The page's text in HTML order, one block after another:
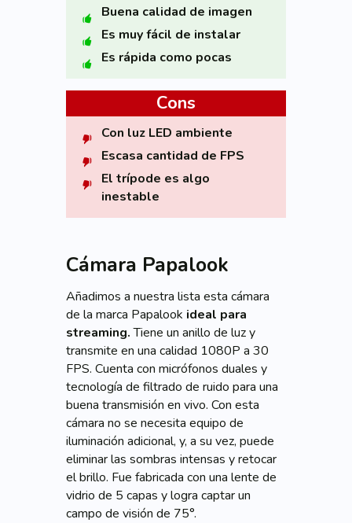
Buena calidad de imagen
Es muy fácil de instalar
Es rápida como pocas
Cons
Con luz LED ambiente
Escasa cantidad de FPS
El trípode es algo
inestable
Cámara Papalook
Añadimos a nuestra lista esta cámara
de la marca Papalook ideal para
streaming.Tiene un anillo de luz y
transmite en una calidad 1080P a 30
FPS. Cuenta con micrófonos duales y
tecnología de filtrado de ruido para una
buena transmisión en vivo. Con esta
cámara no se necesita equipo de
iluminación adicional, y, a su vez, puede
eliminar las sombras intensas y retocar
el brillo. Fue fabricada con una lente de
vidrio de 5 capas y logra captar un
campo de visión de 75°.